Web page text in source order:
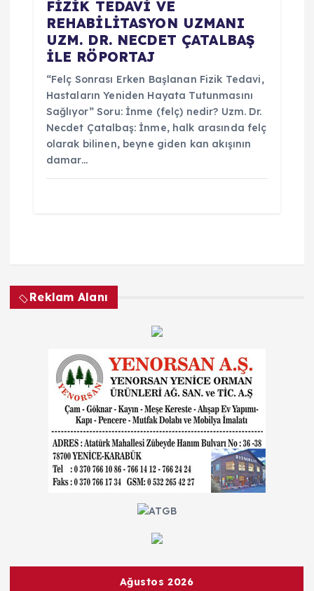
FİZİK TEDAVİ VE
REHABİLİTASYON UZMANI
UZM. DR. NECDET ÇATALBAŞ
İLE RÖPORTAJ
“Felç Sonrası Erken Başlanan Fizik Tedavi,
Hastaların Yeniden Hayata Tutunmasını
Sağlıyor” Soru: İnme (felç) nedir? Uzm. Dr.
Necdet Çatalbaş: İnme, halk arasında felç
olarak bilinen, beyne giden kan akışının
damar…
Reklam Alanı
Ağustos 2026